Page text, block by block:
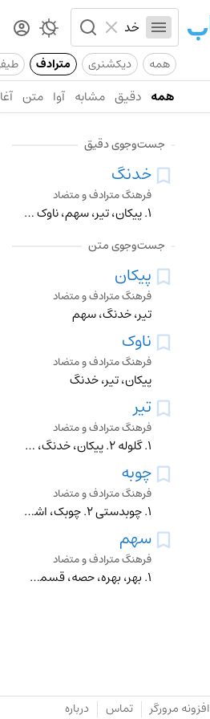
همه دیکشنری مترادف
همه دقیق مشابه آوا متن
جست‌وجوی دقیق
خدنگ
فرهنگ مترادف و متضاد
۱. پیکان، تیر، سهم، ناوک ۲. راست، مستقیم، صاف ۳. محکم، سفت
جست‌وجوی متن
پیکان
فرهنگ مترادف و متضاد
تیر، خدنگ، سهم
ناوک
فرهنگ مترادف و متضاد
پیکان، تیر، خدنگ
تیر
فرهنگ مترادف و متضاد
۱. گلوله ۲. پیکان، خدنگ، سهم، ناوک ۳. گلوله فشنگ ۴. عطارد ۵. چوب ۶. سرطان ۷. تاریک، تیره، سیاه، کمرنگ ۸. بهره، بخش، حصه، قسمت ۹. چوبدار بام، دیرک (چادر، کشتی)،
چوبه
فرهنگ مترادف و متضاد
۱. چوبدستی ۲. چوبک، اشنان ۳. خدنگ ۴. تازیانه ۵. زخمه
سهم
فرهنگ مترادف و متضاد
۱. بهر، بهره، حصه، قسمت، نصیب ۲. بیم، ترس، دهشت، خوف، هراس، هول ۳. هیبت، شکوه ۴. هیمنه، جذبه ۵. پیکان، تیر، خدنگ، فلش ۶. قرعه
افزونه مرورگر تماس درباره